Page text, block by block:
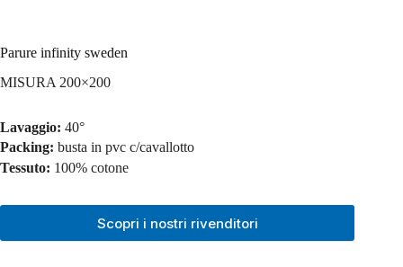
Parure infinity sweden
MISURA 200×200
Lavaggio: 40°
Packing: busta in pvc c/cavallotto
Tessuto: 100% cotone
Scopri i nostri rivenditori